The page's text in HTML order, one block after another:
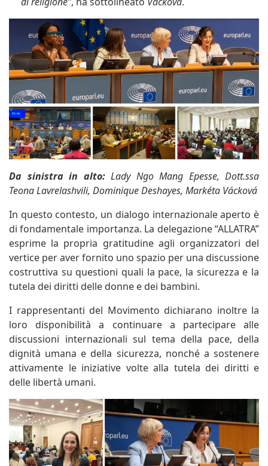
Da sinistra in alto: Lady Ngo Mang Epesse, Dott.ssa
Teona Lavrelashvili, Dominique Deshayes, Markéta Vácková
In questo contesto, un dialogo internazionale aperto è
di fondamentale importanza. La delegazione “ALLATRA”
esprime la propria gratitudine agli organizzatori del
vertice per aver fornito uno spazio per una discussione
costruttiva su questioni quali la pace, la sicurezza e la
tutela dei diritti delle donne e dei bambini.
I rappresentanti del Movimento dichiarano inoltre la
loro disponibilità a continuare a partecipare alle
discussioni internazionali sul tema della pace, della
dignità umana e della sicurezza, nonché a sostenere
attivamente le iniziative volte alla tutela dei diritti e
delle libertà umani.